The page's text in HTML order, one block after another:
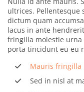
ultrices. Pellentesque
dictum quam
lacus in ante
fringilla molestie urna
porta tincidunt eu eu
Mauris fringilla
Sed in nisl at